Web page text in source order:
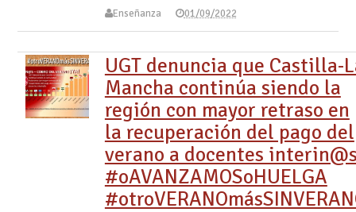
Enseñanza 01/09/2022
UGT denuncia que Castilla-
Mancha continúa siendo la
región con mayor retraso en
la recuperación del pago del
verano a docentes
#oAVANZAMOSoHUELGA